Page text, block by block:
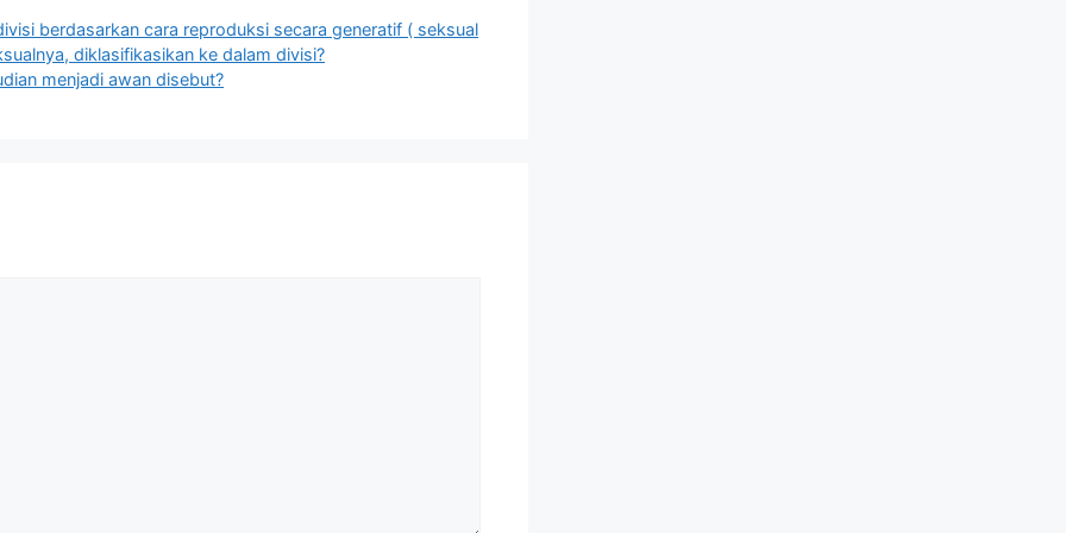
berdasarkan cara reproduksi secara generatif ( seksual
diklasifikasikan ke dalam divisi?
menjadi awan disebut?